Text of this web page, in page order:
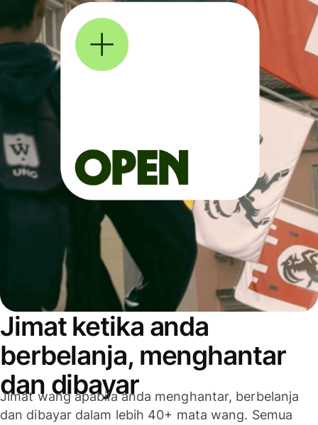
Jimat ketika anda
berbelanja, menghantar
dan dibayar
Jimat wang apabila anda menghantar, berbelanja
dan dibayar dalam lebih 40+ mata wang. Semua